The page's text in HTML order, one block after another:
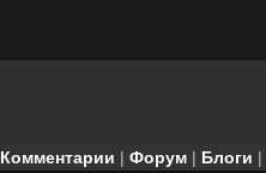
Комментарии | Форум | Блоги |